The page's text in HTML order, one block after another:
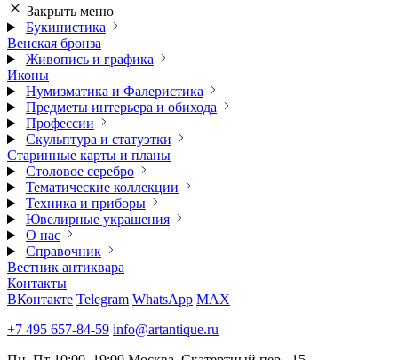
Закрыть меню
Букинистика
Венская бронза
Живопись и графика
Иконы
Нумизматика и Фалеристика
Предметы интерьера и обихода
Профессии
Скульптура и статуэтки
Старинные карты и планы
Столовое серебро
Тематические коллекции
Техника и приборы
Ювелирные украшения
О нас
Справочник
Вестник антиквара
Контакты
ВКонтакте Telegram WhatsApp MAX
+7 495 657-84-59 info@artantique.ru